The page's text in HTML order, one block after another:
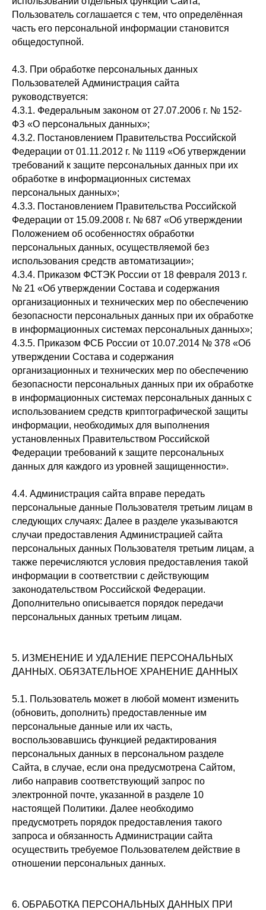
Пользователь соглашается с тем, что определённая
часть его персональной информации становится
общедоступной.
4.3. При обработке персональных данных
Пользователей Администрация сайта
руководствуется:
4.3.1. Федеральным законом от 27.07.2006 г. № 152-
ФЗ «О персональных данных»;
4.3.2. Постановлением Правительства Российской
Федерации от 01.11.2012 г. № 1119 «Об утверждении
требований к защите персональных данных при их
обработке в информационных системах
персональных данных»;
4.3.3. Постановлением Правительства Российской
Федерации от 15.09.2008 г. № 687 «Об утверждении
Положением об особенностях обработки
персональных данных, осуществляемой без
использования средств автоматизации»;
4.3.4. Приказом ФСТЭК России от 18 февраля 2013 г.
№ 21 «Об утверждении Состава и содержания
организационных и технических мер по обеспечению
безопасности персональных данных при их обработке
в информационных системах персональных данных»;
4.3.5. Приказом ФСБ России от 10.07.2014 № 378 «Об
утверждении Состава и содержания
организационных и технических мер по обеспечению
безопасности персональных данных при их обработке
в информационных системах персональных данных с
использованием средств криптографической защиты
информации, необходимых для выполнения
установленных Правительством Российской
Федерации требований к защите персональных
данных для каждого из уровней защищенности».
4.4. Администрация сайта вправе передать
персональные данные Пользователя третьим лицам в
следующих случаях: Далее в разделе указываются
случаи предоставления Администрацией сайта
персональных данных Пользователя третьим лицам, а
также перечисляются условия предоставления такой
информации в соответствии с действующим
законодательством Российской Федерации.
Дополнительно описывается порядок передачи
персональных данных третьим лицам.
5. ИЗМЕНЕНИЕ И УДАЛЕНИЕ ПЕРСОНАЛЬНЫХ
ДАННЫХ. ОБЯЗАТЕЛЬНОЕ ХРАНЕНИЕ ДАННЫХ
5.1. Пользователь может в любой момент изменить
(обновить, дополнить) предоставленные им
персональные данные или их часть,
воспользовавшись функцией редактирования
персональных данных в персональном разделе
Сайта, в случае, если она предусмотрена Сайтом,
либо направив соответствующий запрос по
электронной почте, указанной в разделе 10
настоящей Политики. Далее необходимо
предусмотреть порядок предоставления такого
запроса и обязанность Администрации сайта
осуществить требуемое Пользователем действие в
отношении персональных данных.
6. ОБРАБОТКА ПЕРСОНАЛЬНЫХ ДАННЫХ ПРИ